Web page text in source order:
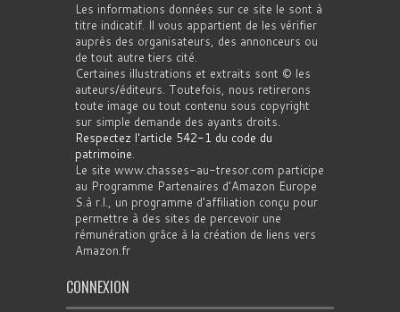
Les informations données sur ce site le sont à
titre indicatif. Il vous appartient de les vérifier
auprès des organisateurs, des annonceurs ou
de tout autre tiers cité.
Certaines illustrations et extraits sont © les
auteurs/éditeurs. Toutefois, nous retirerons
toute image ou tout contenu sous copyright
sur simple demande des ayants droits.
Respectez l'article 542-1 du code du
patrimoine.
Le site www.chasses-au-tresor.com participe
au Programme Partenaires d’Amazon Europe
S.à r.l., un programme d’affiliation conçu pour
permettre à des sites de percevoir une
rémunération grâce à la création de liens vers
Amazon.fr
CONNEXION